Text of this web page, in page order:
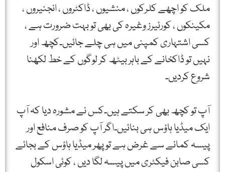
ملک کو اچھے کلرکوں ، منشیوں ، ڈاکٹروں ، انجنیروں ،
مکینکوں ، کورئیرز وغیرہ کی بھی تو بہت ضرورت ہے ،
کسی اشتہاری کمپنی میں ہی چلے جائیں۔کچھ اور
نہیں تو ڈاکخانے کے باہر بیٹھ کر لوگوں کے خط لکھنا
شروع کردیں۔
آپ تو کچھ بھی کر سکتے ہیں۔کس نے مشورہ دیا کہ آپ
ایک میڈیا ہاؤس ہی بنائیں۔اگر آپ کو صرف منافع اور
پیسہ کمانے سے غرض ہے تو پھر میڈیا ہاؤس کے بجائے
کسی صابن فیکٹری میں پیسہ لگا دیں ، کوئی اسکول